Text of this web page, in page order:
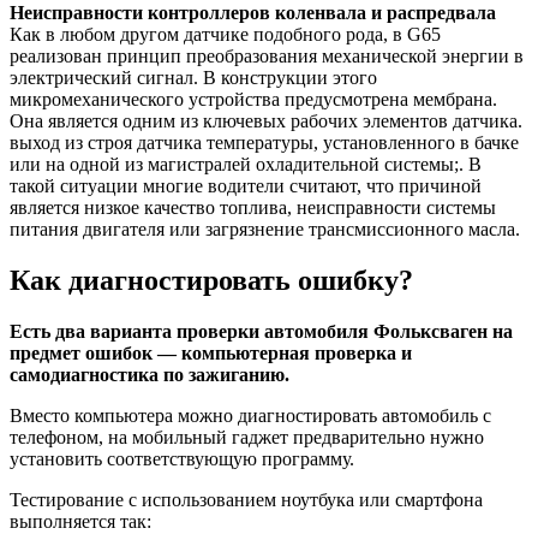
Неисправности контроллеров коленвала и распредвала
Как в любом другом датчике подобного рода, в G65
реализован принцип преобразования механической энергии в
электрический сигнал. В конструкции этого
микромеханического устройства предусмотрена мембрана.
Она является одним из ключевых рабочих элементов датчика.
выход из строя датчика температуры, установленного в бачке
или на одной из магистралей охладительной системы;. В
такой ситуации многие водители считают, что причиной
является низкое качество топлива, неисправности системы
питания двигателя или загрязнение трансмиссионного масла.
Как диагностировать ошибку?
Есть два варианта проверки автомобиля Фольксваген на
предмет ошибок — компьютерная проверка и
самодиагностика по зажиганию.
Вместо компьютера можно диагностировать автомобиль с
телефоном, на мобильный гаджет предварительно нужно
установить соответствующую программу.
Тестирование с использованием ноутбука или смартфона
выполняется так: